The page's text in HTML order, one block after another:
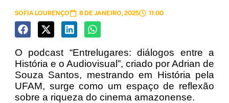
SOFIA LOURENÇO 8 DE JANEIRO, 2025 11:00
O podcast “Entrelugares: diálogos entre a
História e o Audiovisual”, criado por Adrian de
Souza Santos, mestrando em História pela
UFAM, surge como um espaço de reflexão
sobre a riqueza do cinema amazonense.